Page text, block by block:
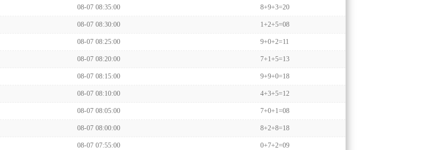
08-07 08:35:00 8+9+3=20
08-07 08:30:00 1+2+5=08
08-07 08:25:00 9+0+2=11
08-07 08:20:00 7+1+5=13
08-07 08:15:00 9+9+0=18
08-07 08:10:00 4+3+5=12
08-07 08:05:00 7+0+1=08
08-07 08:00:00 8+2+8=18
08-07 07:55:00 0+7+2=09